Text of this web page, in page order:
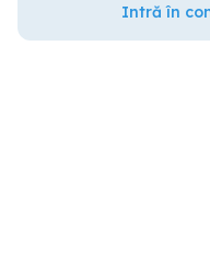
Intră în